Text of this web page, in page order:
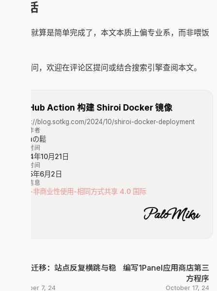
      - name: Build Docker Image
docker build -t ghcr.io/${{
        run: |
docker push ghcr.io/${{
        id: store
        run: |
sha_short=$(git rev-parse --short
branch_name=$(git rev-parse --
echo "sha_short=$sha_short" >>
echo "branch=$branch_name" >>
  store:
    name: Store artifact commit version
    runs-on: ubuntu-latest
    needs: [build]
      - name: Use outputs from build
后话
这样你就算是简单完成了，本文本质上偏专业系，而非喂饭
如有疑问，欢迎在评论区提问或结合搜索引擎查阅本文。
GitHub Action 构建 Shiroi Docker 镜像
https://blog.sotkg.com/2024/10/shiroi-docker-deployment
文章作者
Mikuの鬆
发布时间
2024年10月21日
更新时间
2025年6月2日
版权信息
署名-非商业性使用-相同方式共享 4.0 国际
PaloMiku
破坏型迁移：站点反复横跳与稳
December 7, 24
编写1Panel应用商店第三
方程序
October 17, 24